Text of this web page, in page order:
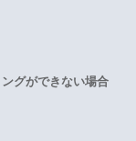
グができない場合